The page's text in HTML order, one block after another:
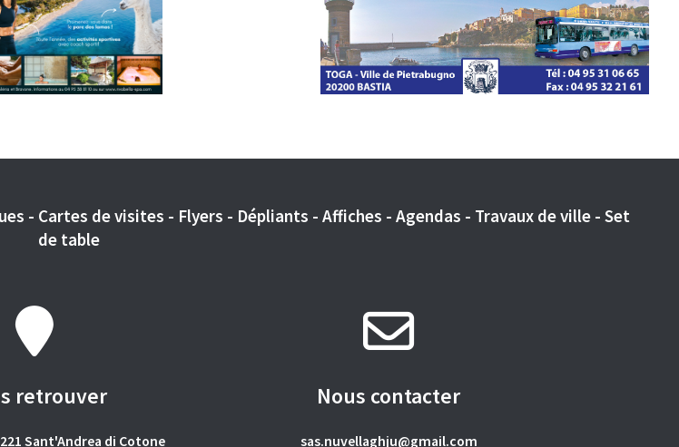
- Cartes de visites - Flyers - Dépliants - Affiches - Agendas - Travaux de ville - Set
de table
retrouver
Sant'Andrea di Cotone
Nous contacter
sas.nuvellaghju@gmail.com